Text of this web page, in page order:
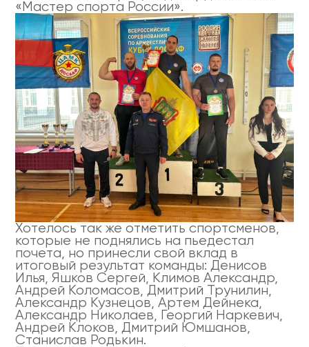
«Мастер спорта России».
Хотелось так же отметить спортсменов,
которые не поднялись на пьедестал
почета, но принесли свой вклад в
итоговый результат команды: Денисов
Илья, Яшков Сергей, Климов Александр,
Андрей Коломасов, Дмитрий Трунилин,
Александр Кузнецов, Артем Дейнека,
Александр Николаев, Георгий Наркевич,
Андрей Клоков, Дмитрий Юмшанов,
Станислав Родькин.